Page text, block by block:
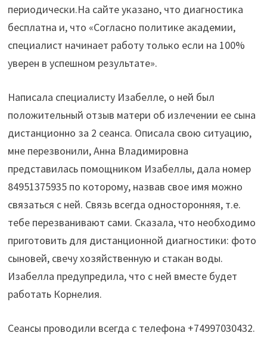
периодически.На сайте указано, что диагностика
бесплатна и, что «Согласно политике академии,
специалист начинает работу только если на 100%
уверен в успешном результате».
Написала специалисту Изабелле, о ней был
положительный отзыв матери об излечении ее сына
дистанционно за 2 сеанса. Описала свою ситуацию,
мне перезвонили, Анна Владимировна
представилась помощником Изабеллы, дала номер
84951375935 по которому, назвав свое имя можно
связаться с ней. Связь всегда односторонняя, т.е.
тебе перезванивают сами. Сказала, что необходимо
приготовить для дистанционной диагностики: фото
сыновей, свечу хозяйственную и стакан воды.
Изабелла предупредила, что с ней вместе будет
работать Корнелия.
Сеансы проводили всегда с телефона +74997030432.